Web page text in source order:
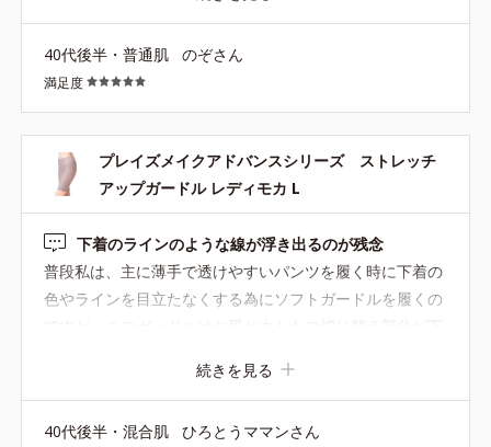
けて苦しく無いのもポイント高いです!! 夏も愛用します
♡♡
40代後半・普通肌 のぞさん
満足度
プレイズメイクアドバンスシリーズ ストレッチ
アップガードル レディモカ L
下着のラインのような線が浮き出るのが残念
普段私は、主に薄手で透けやすいパンツを履く時に下着の
色やラインを目立たなくする為にソフトガードルを履くの
履いたきりもう履いていません。 あと、個人的には下着が
透けない為に履いているので、網目のような模様もいらな
いと思います。 白のテロンとした薄手のパンツを履くと、
続きを見る
40代後半・混合肌 ひろとうママンさん